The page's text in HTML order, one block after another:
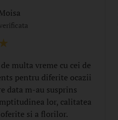
multa vreme cu cei de
pentru diferite ocazii
data m-au susprins
lor, calitatea
si a florilor.